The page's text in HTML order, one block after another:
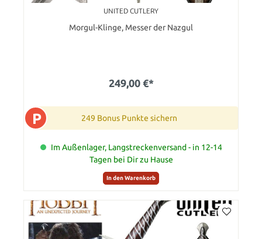
UNITED CUTLERY
Morgul-Klinge, Messer der Nazgul
249,00 €*
P 249 Bonus Punkte sichern
Im Außenlager, Langstreckenversand - in 12-14
Tagen bei Dir zu Hause
In den Warenkorb